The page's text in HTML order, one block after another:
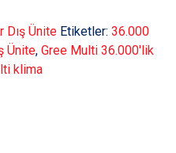
Dış Ünite Etiketler: 36.000
Ünite, Gree Multi 36.000'lik
klima